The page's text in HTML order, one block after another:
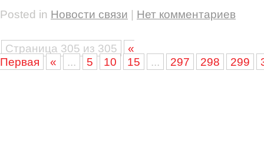
Posted in Новости связи | Нет комментариев
Страница 305 из 305
«
Первая
« ... 5 10 15 ... 297 298 299